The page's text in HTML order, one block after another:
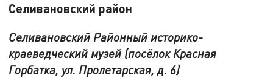
Селивановский район
Селивановский Районный историко-
краеведческий музей (посёлок Красная
Горбатка, ул. Пролетарская, д. 6)